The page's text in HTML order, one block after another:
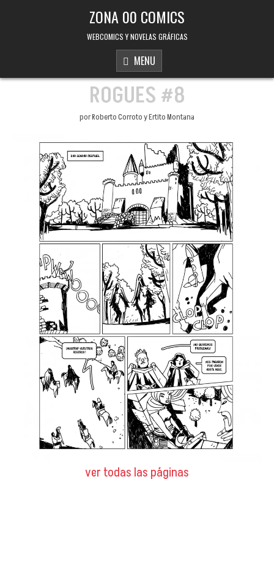
ZONA 00 COMICS
WEBCOMICS Y NOVELAS GRÁFICAS
MENU
ROGUES #8
por Roberto Corroto y Ertito Montana
ver todas las páginas